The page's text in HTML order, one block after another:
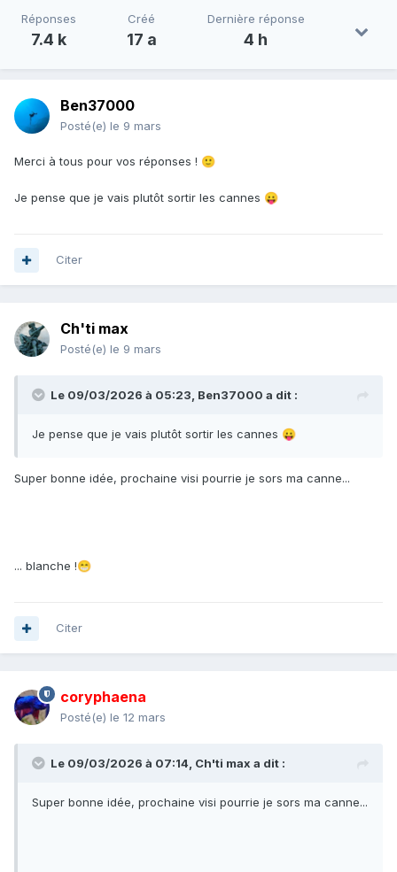
Réponses
7.4 k
Créé
17 a
Dernière réponse
4 h
Ben37000
Posté(e) le 9 mars
Merci à tous pour vos réponses ! 🙂
Je pense que je vais plutôt sortir les cannes 😛
Citer
Ch'ti max
Posté(e) le 9 mars
Le 09/03/2026 à 05:23, Ben37000 a dit :
Je pense que je vais plutôt sortir les cannes 😛
Super bonne idée, prochaine visi pourrie je sors ma canne...
... blanche !😁
Citer
coryphaena
Posté(e) le 12 mars
Le 09/03/2026 à 07:14, Ch'ti max a dit :
Super bonne idée, prochaine visi pourrie je sors ma canne...